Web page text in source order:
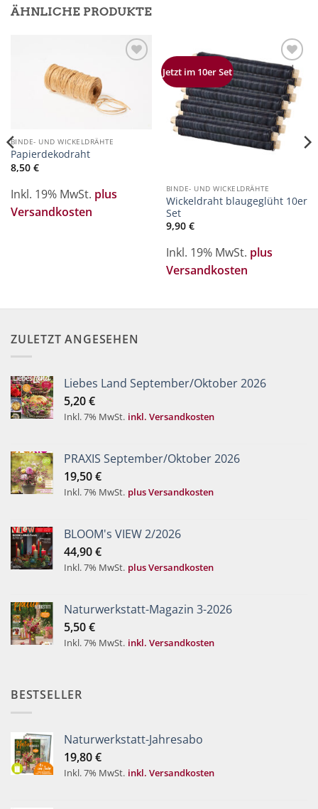
ÄHNLICHE PRODUKTE
hinzufügen
BINDE- UND WICKELDRÄHTE
Papierdekodraht
8,50 €
Inkl. 19% MwSt. plus
Versandkosten
Jetzt im 10er Set
Zur
Merkliste
hinzufügen
BINDE- UND WICKELDRÄHTE
Wickeldraht blaugeglüht 10er
Set
9,90 €
Inkl. 19% MwSt. plus
Versandkosten
ZULETZT ANGESEHEN
Liebes Land September/Oktober 2026
5,20€
Inkl. 7% MwSt. inkl. Versandkosten
PRAXIS September/Oktober 2026
19,50€
Inkl. 7% MwSt. plus Versandkosten
BLOOM's VIEW 2/2026
44,90€
Inkl. 7% MwSt. plus Versandkosten
Naturwerkstatt-Magazin 3-2026
5,50€
Inkl. 7% MwSt. inkl. Versandkosten
BESTSELLER
Naturwerkstatt-Jahresabo
19,80€
Inkl. 7% MwSt. inkl. Versandkosten